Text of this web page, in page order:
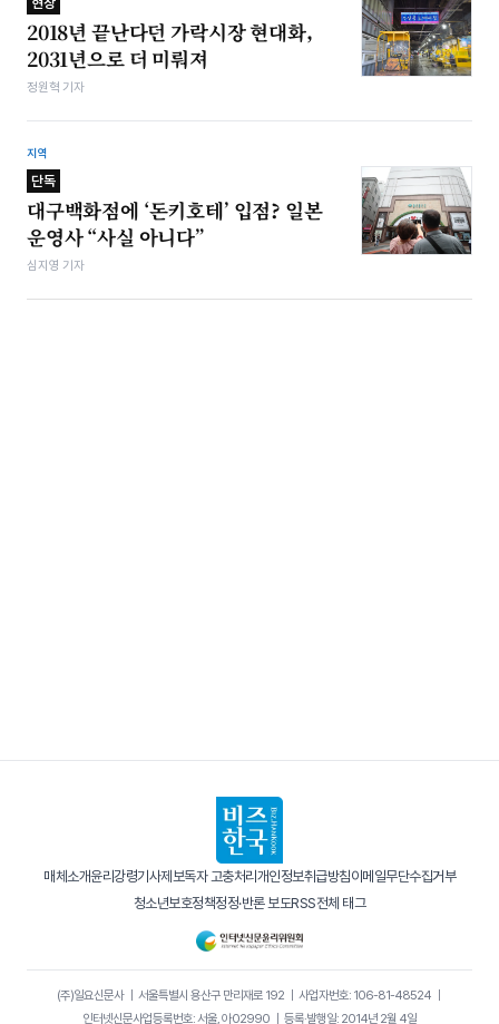
2018년 끝난다던 가락시장 현대화,
2031년으로 더 미뤄져
정원혁 기자
지역
단독
대구백화점에 ‘돈키호테’ 입점? 일본
운영사 “사실 아니다”
심지영 기자
매체소개윤리강령기사제보독자 고충처리 개인정보취급방침이메일무단수집거부
청소년보호정책정정·반론 보도RSS전체 태그
(주)일요신문사｜ 서울특별시 용산구 만리재로 192｜ 사업자번호: 106-81-48524｜
인터넷신문사업등록번호: 서울, 아02990 ｜ 등록·발행일: 2014년 2월 4일